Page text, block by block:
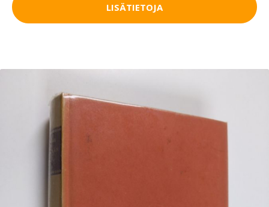
LISÄTIETOJA